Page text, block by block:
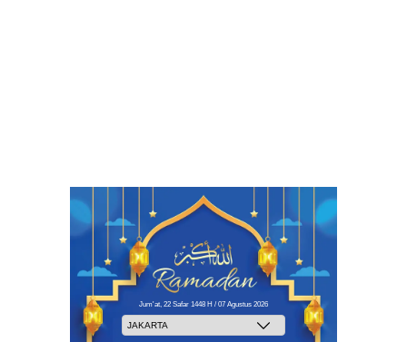
Jum'at, 22 Safar 1448 H / 07 Agustus 2026